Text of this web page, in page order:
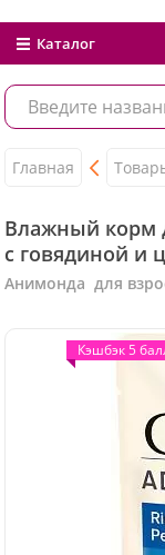
Каталог
Главная
Влажный корм
с говядиной и
Анимонда для
Кэшбэк 5
Кэшбэк 5